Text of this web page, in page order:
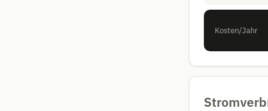
Kosten/Jahr